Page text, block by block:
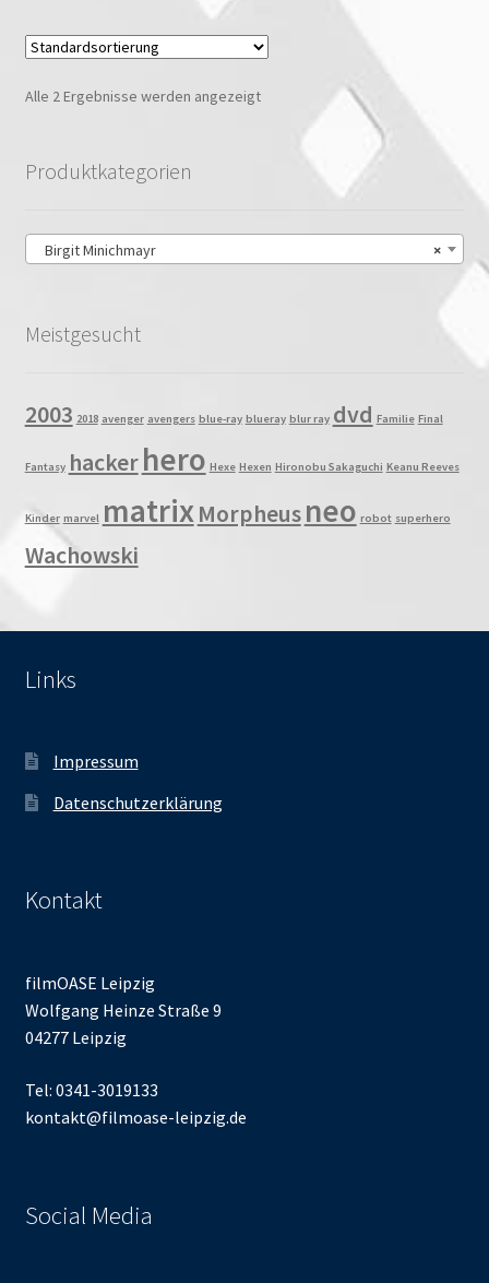
Alle 2 Ergebnisse werden angezeigt
Produktkategorien
×
Birgit Minichmayr
Meistgesucht
2003 2018 avenger avengers blue-ray blueray blur ray dvd Familie Final
Fantasy hackerhero Hexe Hexen Hironobu Sakaguchi Keanu Reeves
Kinder marvel matrixMorpheusneo robot superhero
Wachowski
Links
Impressum
Datenschutzerklärung
Kontakt
filmOASE Leipzig
Wolfgang Heinze Straße 9
04277 Leipzig
Tel: 0341-3019133
kontakt@filmoase-leipzig.de
Social Media